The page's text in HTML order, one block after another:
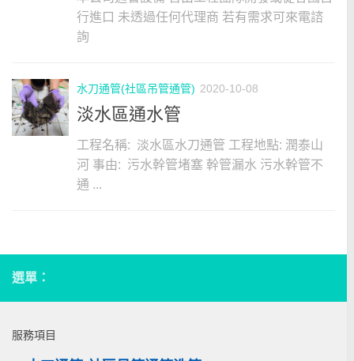
行進口 未透過任何代理商 若有需求可來電諮
詢
水刀通管(社區吊管通管) 2020-10-08
淡水區通水管
工程名稱: 淡水區水刀通管 工程地點: 潤泰山
河 事由: 污水幹管堵塞 幹管漏水 污水幹管不
通 ...
選單：
服務項目